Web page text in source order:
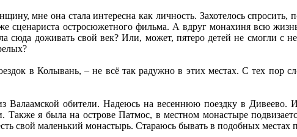
мне она стала интересна как личность. Захотелось
сценариста остросюжетного фильма. А вдруг монахиня всю
сюда доживать свой век? Или, может, пятеро детей не смогли с
в Колывань, – не всё так радужно в этих местах. С тех пор
Валаамской обители. Надеюсь на весеннюю поездку в Дивеево.
я была на острове Патмос, в местном монастыре
свой маленький монастырь. Стараюсь бывать в подобных местах